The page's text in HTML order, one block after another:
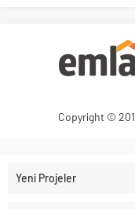
Copyright ©
Yeni Projeler